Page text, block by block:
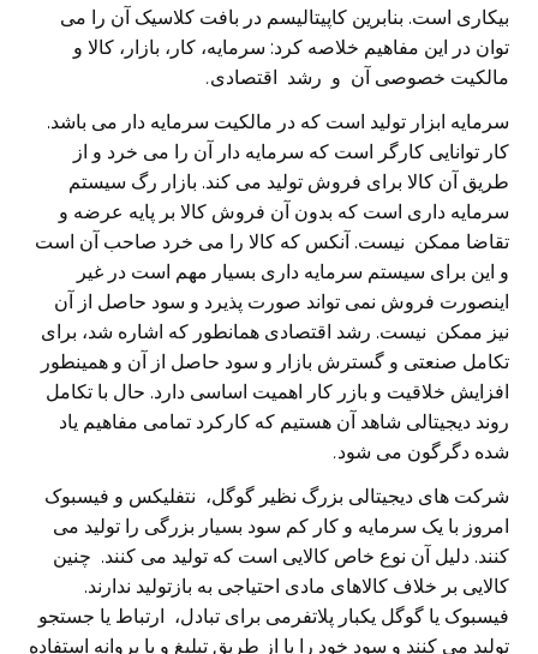
بیکاری است. بنابرین کاپیتالیسم در بافت کلاسیک آن را می‌
توان در این مفاهیم خلاصه کرد: سرمایه، کار، بازار، کالا و
مالکیت خصوصی آن و رشد اقتصادی.
سرمایه ابزار تولید است که در مالکیت سرمایه دار می‌ باشد.
کار توانایی کارگر است که سرمایه دار آن را می‌ خرد و از
طریق آن کالا برای فروش تولید می‌ کند. بازار رگ سیستم
سرمایه داری است که بدون آن فروش کالا بر پایه عرضه و
تقاضا ممکن نیست. آنکس که کالا را می‌ خرد صاحب آن است
و این برای سیستم سرمایه داری بسیار مهم است در غیر
اینصورت فروش نمی تواند صورت پذیرد و سود حاصل از آن
نیز ممکن نیست. رشد اقتصادی همانطور که اشاره شد، برای
تکامل صنعتی و گسترش بازار و سود حاصل از آن و همینطور
افزایش خلاقیت و بازر کار اهمیت اساسی‌ دارد. حال با تکامل
روند دیجیتالی شاهد آن هستیم که کارکرد تمامی مفاهیم یاد
شده دگرگون می‌ شود.
شرکت های دیجیتالی بزرگ نظیر گوگل، نتفلیکس و فیسبوک
امروز با یک سرمایه و کار کم سود بسیار بزرگی را تولید می‌
کنند. دلیل آن نوع خاص کالایی است که تولید می‌ کنند. چنین
کالایی بر خلاف کالاهای مادی احتیاجی به بازتولید ندارند.
فیسبوک یا گوگل یکبار پلاتفرمی برای تبادل، ارتباط یا جستجو
تولید می‌ کنند و سود خود را یا از طریق تبلیغ و یا پروانه استفاده